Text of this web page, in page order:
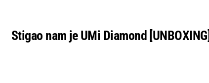
Stigao nam je UMi Diamond [UNBOXING]